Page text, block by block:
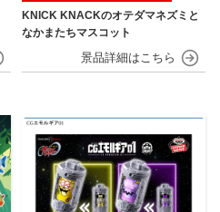
KNICK KNACKのオテダマネズミと
なかまたちマスコット